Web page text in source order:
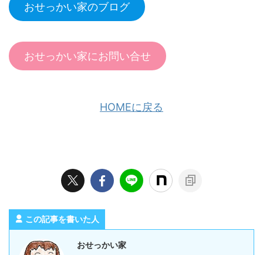
おせっかい家のブログ
おせっかい家にお問い合せ
HOMEに戻る
この記事を書いた人
おせっかい家